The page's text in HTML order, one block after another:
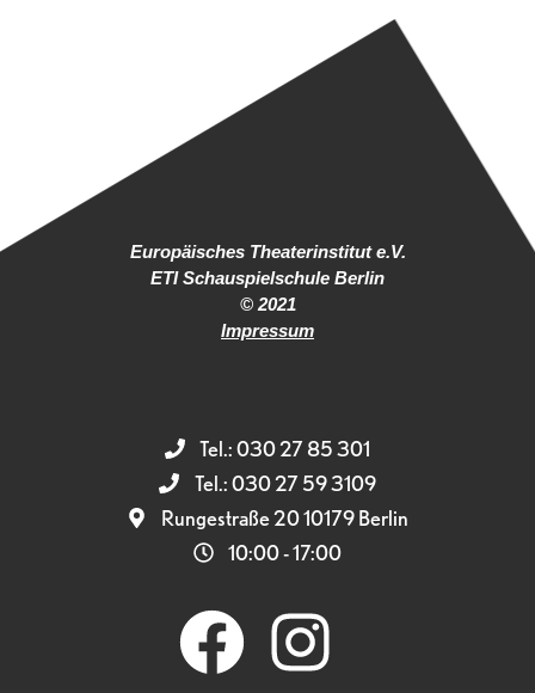
Europäisches Theaterinstitut e.V.
ETI Schauspielschule Berlin
© 2021
Impressum
Tel.: 030 27 85 301
Tel.: 030 27 59 3109
Rungestraße 20 10179 Berlin
10:00 - 17:00